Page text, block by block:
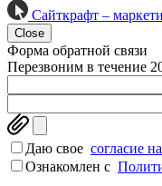
Сайткрафт –
Close
Форма обратной связи
Перезвоним в течение
Даю свое согласие
Ознакомлен c